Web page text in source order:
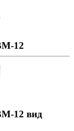
12
12 вид